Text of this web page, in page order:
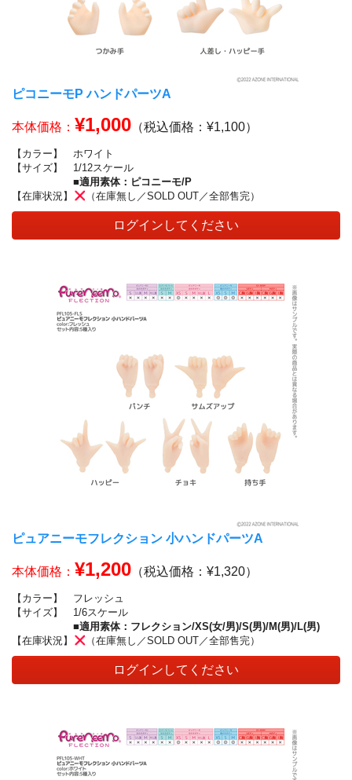
ピコニーモP ハンドパーツA
本体価格： ¥1,000 （税込価格：¥1,100）
【カラー】
ホワイト
【サイズ】
1/12スケール
■適用素体：ピコニーモ/P
【在庫状況】
（在庫無し／SOLD OUT／全部售完）
ログインしてください
ピュアニーモフレクション 小ハンドパーツA
本体価格： ¥1,200 （税込価格：¥1,320）
【カラー】
フレッシュ
【サイズ】
1/6スケール
■適用素体：フレクション/XS(女/男)/S(男)/M(男)/L(男)
【在庫状況】
（在庫無し／SOLD OUT／全部售完）
ログインしてください